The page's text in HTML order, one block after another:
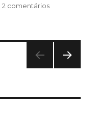
2 comentáriosem
arranque
NA